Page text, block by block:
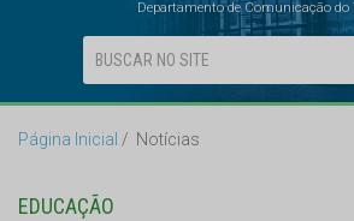
Departamento de Comunicação do
Página Inicial Notícias
EDUCAÇÃO